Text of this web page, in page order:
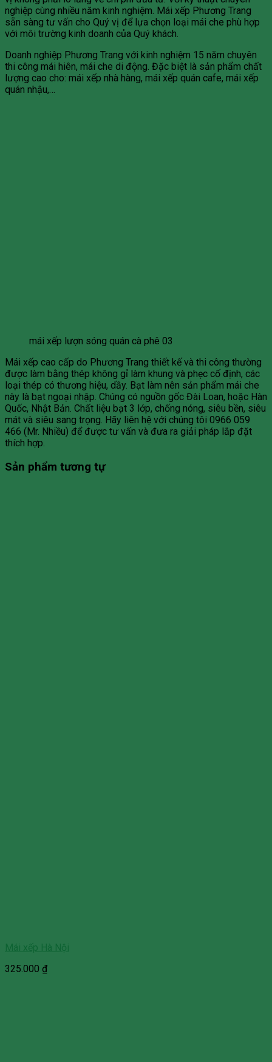
nghiệp cùng nhiều năm kinh nghiệm. Mái xếp Phương Trang
sẵn sàng tư vấn cho Quý vị để lựa chọn loại mái che phù hợp
với môi trường kinh doanh của Quý khách.
Doanh nghiệp Phương Trang với kinh nghiệm 15 năm chuyên
thi công mái hiên, mái che di động. Đặc biệt là sản phẩm chất
lượng cao cho: mái xếp nhà hàng, mái xếp quán cafe, mái xếp
quán nhậu,…
mái xếp lượn sóng quán cà phê 03
Mái xếp cao cấp do Phương Trang thiết kế và thi công thường
được làm bằng thép không gỉ làm khung và phẹc cố định, các
loại thép có thương hiệu, dầy. Bạt làm nên sản phẩm mái che
này là bạt ngoại nhập. Chúng có nguồn gốc Đài Loan, hoặc Hàn
Quốc, Nhật Bản. Chất liệu bạt 3 lớp, chống nóng, siêu bền, siêu
mát và siêu sang trọng. Hãy liên hệ với chúng tôi 0966 059
466 (Mr. Nhiều) để được tư vấn và đưa ra giải pháp lắp đặt
thích hợp.
Sản phẩm tương tự
Mái xếp Hà Nội
325.000 ₫